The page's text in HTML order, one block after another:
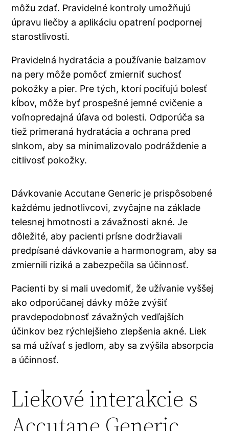
môžu zdať. Pravidelné kontroly umožňujú
úpravu liečby a aplikáciu opatrení podpornej
starostlivosti.
Pravidelná hydratácia a používanie balzamov
na pery môže pomôcť zmierniť suchosť
pokožky a pier. Pre tých, ktorí pociťujú bolesť
kĺbov, môže byť prospešné jemné cvičenie a
voľnopredajná úľava od bolesti. Odporúča sa
tiež primeraná hydratácia a ochrana pred
slnkom, aby sa minimalizovalo podráždenie a
citlivosť pokožky.
Dávkovanie Accutane Generic je prispôsobené
každému jednotlivcovi, zvyčajne na základe
telesnej hmotnosti a závažnosti akné. Je
dôležité, aby pacienti prísne dodržiavali
predpísané dávkovanie a harmonogram, aby sa
zmiernili riziká a zabezpečila sa účinnosť.
Pacienti by si mali uvedomiť, že užívanie vyššej
ako odporúčanej dávky môže zvýšiť
pravdepodobnosť závažných vedľajších
účinkov bez rýchlejšieho zlepšenia akné. Liek
sa má užívať s jedlom, aby sa zvýšila absorpcia
a účinnosť.
Liekové interakcie s